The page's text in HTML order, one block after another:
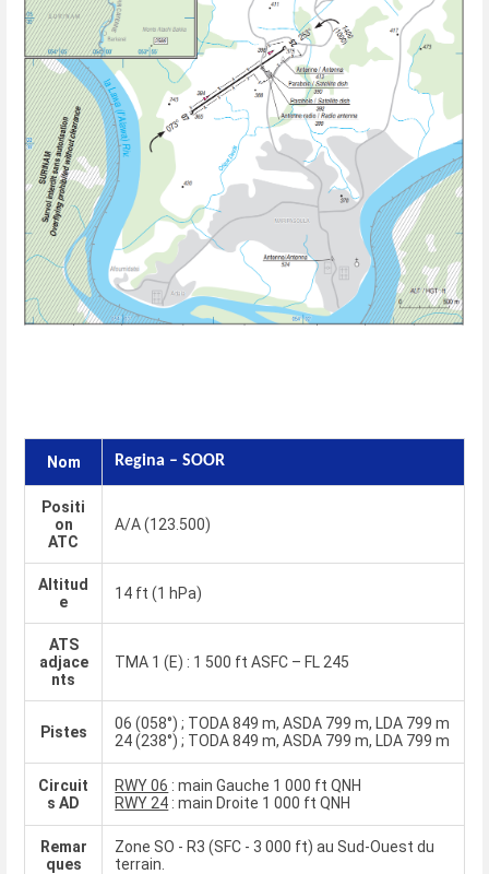
Nom Regina – SOOR
Positi
on
ATC
A/A (123.500)
Altitud
e
14 ft (1 hPa)
ATS
adjace
nts
TMA 1 (E) : 1 500 ft ASFC – FL 245
Pistes
06 (058°) ; TODA 849 m, ASDA 799 m, LDA 799 m
24 (238°) ; TODA 849 m, ASDA 799 m, LDA 799 m
Circuit
s AD
RWY 06 : main Gauche 1 000 ft QNH
RWY 24 : main Droite 1 000 ft QNH
Remar
ques
Zone SO - R3 (SFC - 3 000 ft) au Sud-Ouest du
terrain.